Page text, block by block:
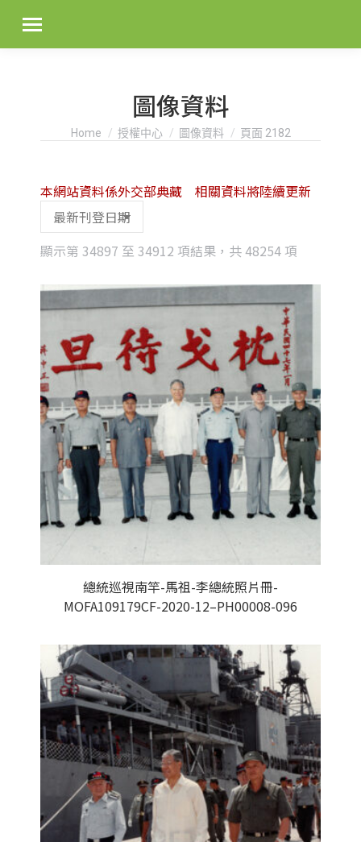
圖像資料
You are here:
Home 授權中心 圖像資料 頁面 2182
顯示第 34897 至 34912 項結果，共 48254 項
latest
本網站資料係外交部典藏 相關資料將陸續更新
總統巡視南竿-馬祖-李總統照片冊-
MOFA109179CF-2020-12–PH00008-096